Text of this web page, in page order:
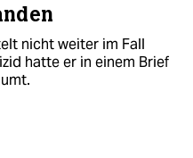
nicht weiter im Fall
hatte er in einem Brief